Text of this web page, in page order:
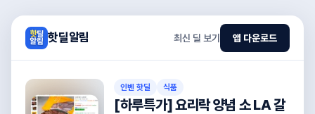
핫딜알림 최신 딜 보기 앱 다운로드
인벤 핫딜 식품
[하루특가] 요리락 양념 소 LA 갈